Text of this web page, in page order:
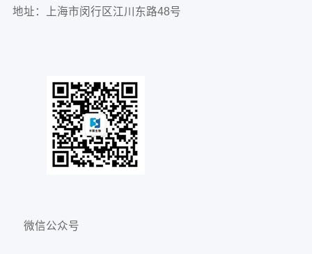
地址：上海市闵行区江川东路48号
微信公众号